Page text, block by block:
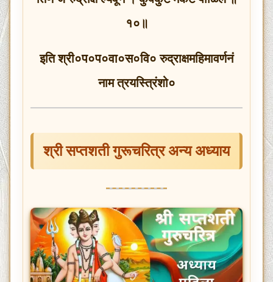
१०॥
इति श्री०प०प०वा०स०वि० रुद्राक्षमहिमावर्णनं
नाम त्रयस्त्रिंशो०
श्री सप्तशती गुरूचरित्र अन्य अध्याय